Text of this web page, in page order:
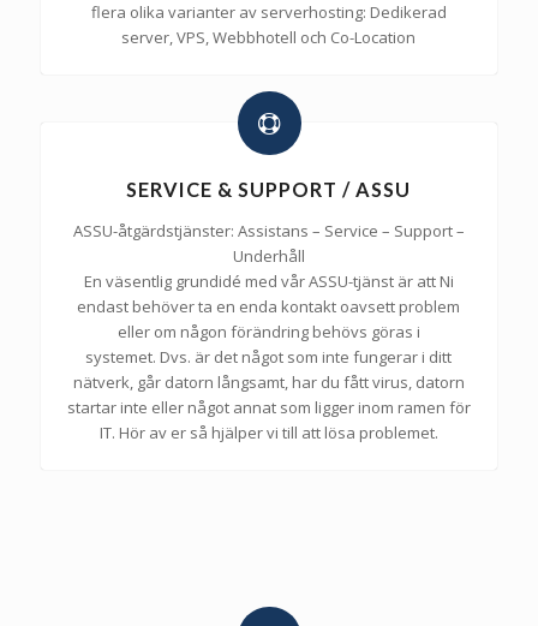
flera olika varianter av serverhosting: Dedikerad
server, VPS, Webbhotell och Co-Location
SERVICE & SUPPORT / ASSU
ASSU-åtgärdstjänster: Assistans – Service – Support –
Underhåll
En väsentlig grundidé med vår ASSU-tjänst är att Ni
endast behöver ta en enda kontakt oavsett problem
eller om någon förändring behövs göras i
systemet. Dvs. är det något som inte fungerar i ditt
nätverk, går datorn långsamt, har du fått virus, datorn
startar inte eller något annat som ligger inom ramen för
IT. Hör av er så hjälper vi till att lösa problemet.